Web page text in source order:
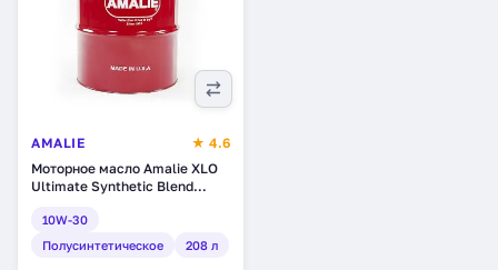
AMALIE
★ 4.6
Моторное масло Amalie XLO
Ultimate Synthetic Blend
208 л (160-79173-05)
10W-30
Полусинтетическое
208 л